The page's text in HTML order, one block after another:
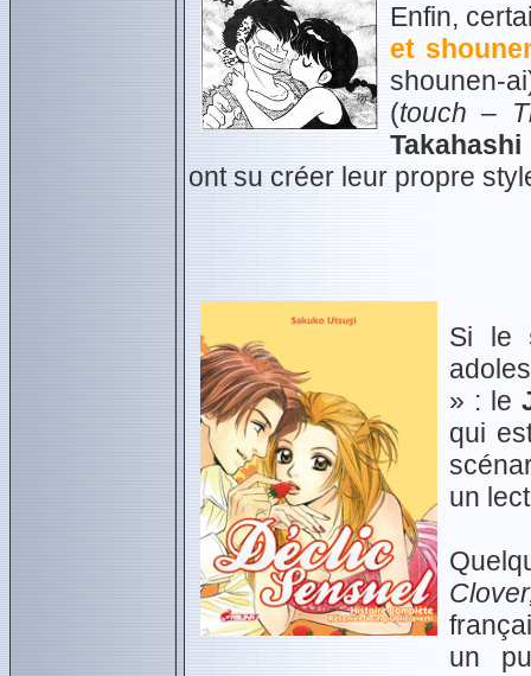
Enfin,
et
shounen-
(touch –
Takahashi
ont su créer leur propre
Si le
» : le
qui
un
un